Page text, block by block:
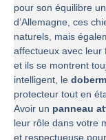
pour son équilibre
d’Allemagne, ces
naturels, mais
affectueux avec leur
et ils se montrent
intelligent, le
protecteur tout en
Avoir un panneau
leur rôle dans votre
et respectueuse